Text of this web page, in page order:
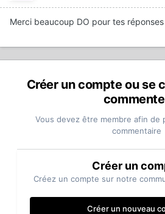
Merci beaucoup DO pour tes réponses
Créer un compte ou se
Vous devez être membre afin de
commentaire
Créer un
Créez un compte sur notre
Créer un nouveau